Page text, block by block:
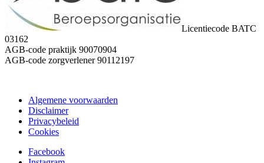
Licentiecode BATC
03162
AGB-code praktijk 90070904
AGB-code zorgverlener 90112197
Algemene voorwaarden
Disclaimer
Privacybeleid
Cookies
Facebook